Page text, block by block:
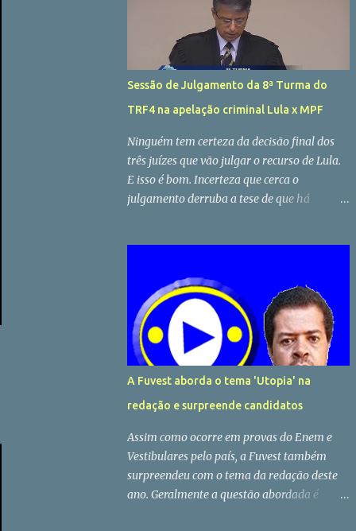
estudante, feliz por ingressar em uma das
universidades mais conceituadas do estado.
Ele conta que, inicialmente, dese...
Sessão de Julgamento da 8ª Turma do
TRF4 na apelação criminal Lula x MPF
Ninguém tem certeza da decisão final dos
três juízes que vão julgar o recurso de Lula.
E isso é bom. Incerteza que cerca o
julgamento derruba a tese de que há
lo. Ciro Gomes disse ter lido três vezes a
sentença de Moro sobre Lula. E não
conseguiu achar provas. Advogados
competentes já provaram minha inocência,
diz Lula em manifestação em Porto Alegre.
A Fuvest aborda o tema 'Utopia' na
redação e surpreende candidatos
Assim como ocorre em provas do Enem e
Vestibulares pelo país, a Fuvest também
surpreendeu com o tema da redação deste
ano. Geralmente a questão abordada é